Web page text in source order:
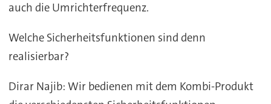
auch die Umrichterfrequenz.
Welche Sicherheitsfunktionen sind denn
realisierbar?
Dirar Najib: Wir bedienen mit dem Kombi-Produkt